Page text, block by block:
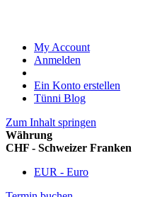
My Account
Anmelden
Ein Konto erstellen
Tünni Blog
Zum Inhalt springen
Währung
CHF - Schweizer Franken
EUR - Euro